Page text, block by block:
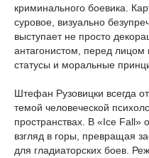
криминального боевика.
суровое, визуально
выступает не просто
антагонистом, перед лицом
статусы и моральные
Штефан Рузовицки всегда
темой человеческой
пространствах. В «Ice Fall»
взгляд в горы, превращая
для гладиаторских боев.